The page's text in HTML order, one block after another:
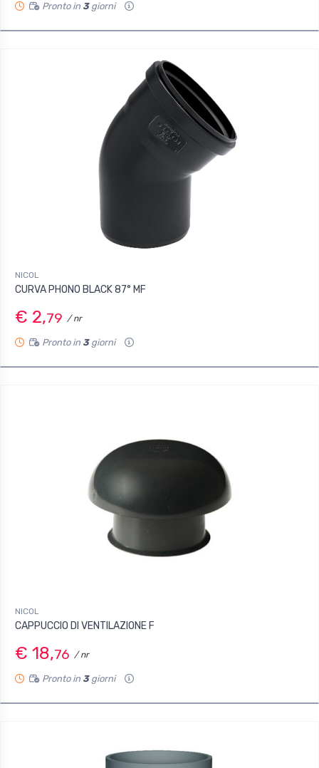
Pronto in 3giorni
NICOL
CURVA PHONO BLACK 87° MF
€ 2,79 / nr
Pronto in 3giorni
NICOL
CAPPUCCIO DI VENTILAZIONE F
€ 18,76 / nr
Pronto in 3giorni